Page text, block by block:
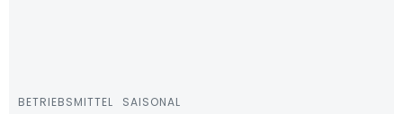
BETRIEBSMITTEL SAISONAL